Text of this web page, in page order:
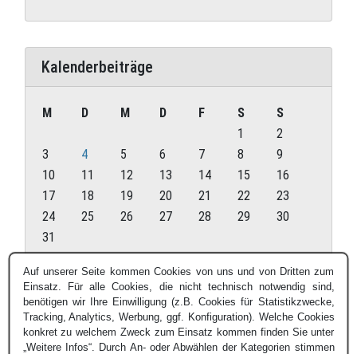
Kalenderbeiträge
August 2026
M D M D F S
S
1
2
3
4 5 6 7 8
9
10
11 12 13 14 15
16
17
18 19 20 21 22
23
24
25 26 27 28 29
30
31
« Juli
Auf unserer Seite kommen Cookies von uns und von Dritten zum
Einsatz. Für alle Cookies, die nicht technisch notwendig sind,
benötigen wir Ihre Einwilligung (z.B. Cookies für Statistikzwecke,
Tracking, Analytics, Werbung, ggf. Konfiguration). Welche Cookies
konkret zu welchem Zweck zum Einsatz kommen finden Sie unter
„Weitere Infos“. Durch An- oder Abwählen der Kategorien stimmen